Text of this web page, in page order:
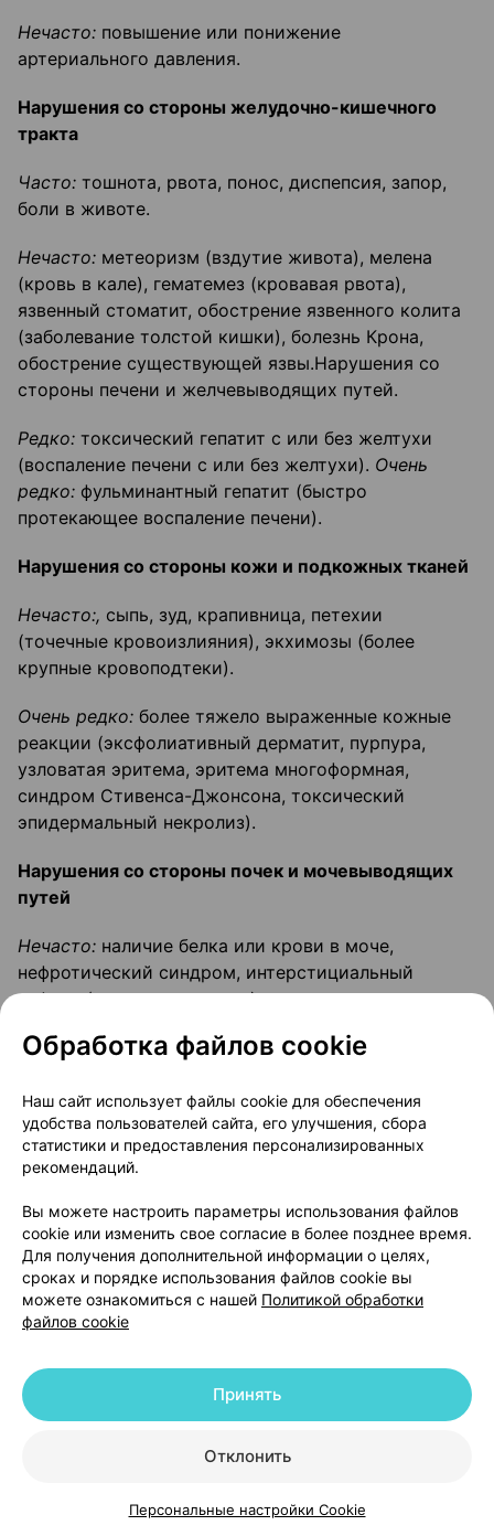
КаталогКорзинаИзбранноеПрофиль
Нечасто: повышение или понижение
артериального давления.
Нарушения со стороны желудочно-кишечного
тракта
Часто: тошнота, рвота, понос, диспепсия, запор,
боли в животе.
Нечасто: метеоризм (вздутие живота), мелена
(кровь в кале), гематемез (кровавая рвота),
язвенный стоматит, обострение язвенного колита
(заболевание толстой кишки), болезнь Крона,
обострение существующей язвы.Нарушения со
стороны печени и желчевыводящих путей.
Редко: токсический гепатит с или без желтухи
(воспаление печени с или без желтухи). Очень
редко: фульминантный гепатит (быстро
протекающее воспаление печени).
Нарушения со стороны кожи и подкожных тканей
Нечасто:, сыпь, зуд, крапивница, петехии
(точечные кровоизлияния), экхимозы (более
крупные кровоподтеки).
Очень редко: более тяжело выраженные кожные
реакции (эксфолиативный дерматит, пурпура,
узловатая эритема, эритема многоформная,
синдром Стивенса-Джонсона, токсический
эпидермальный некролиз).
Нарушения со стороны почек и мочевыводящих
путей
Нечасто: наличие белка или крови в моче,
нефротический синдром, интерстициальный
нефрит (воспаление почек), острая почечная
(папиллярный некроз).
Влияние на результаты лабораторных и
инструментальных исследований
Повышение уровней печеночных ферментов,
переходящее в повышение билирубина.
Если любое из побочных действий становится
серьезным или Вы заметите другие побочные
действия, неописанные в этом листке-вкладыше,
уведомите об этом вашего врача или фармацевта.
Сообщение о нежелательных реакциях
Если у Вас возникают какие-либо нежелательные
реакции, проконсультируйтесь с врачом. Данная
возможные нежелательные реакции, в том числе
Обработка файлов cookie
Наш сайт использует файлы cookie для обеспечения
удобства пользователей сайта, его улучшения, сбора
статистики и предоставления персонализированных
рекомендаций.
Вы можете настроить параметры использования файлов
cookie или изменить свое согласие в более позднее время.
Для получения дополнительной информации о целях,
сроках и порядке использования файлов cookie вы
можете ознакомиться с нашей Политикой обработки
файлов cookie
Отклонить
Принять
Персональные настройки Cookie